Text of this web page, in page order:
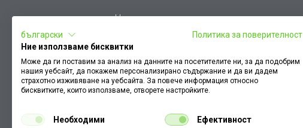
Начало
Оплакване / похвала
Условия за ползване
Как да намеря документ към поръчка
български
Политика за поверителност
Ние използваме бисквитки
Може да ги поставим за анализ на данните на посетителите ни, за да подобрим
нашия уебсайт, да покажем персонализирано съдържание и да ви дадем
страхотно изживяване на уебсайта. За повече информация относно
бисквитките, които използваме, отворете настройките.
Необходими Ефективност